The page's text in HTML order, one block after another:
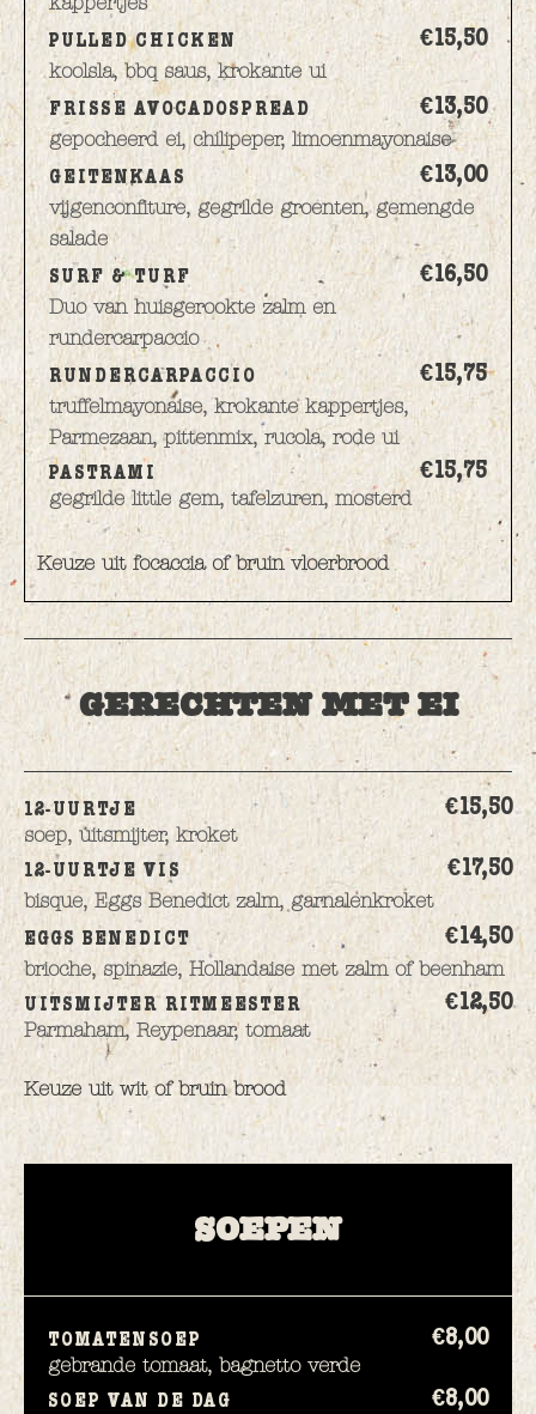
PULLED CHICKEN €15,50
koolsla, bbq saus, krokante ui
FRISSE AVOCADOSPREAD €13,50
gepocheerd ei, chilipeper, limoenmayonaise
GEITENKAAS €13,00
vijgenconfiture, gegrilde groenten, gemengde
salade
SURF & TURF €16,50
Duo van huisgerookte zalm en
rundercarpaccio
RUNDERCARPACCIO €15,75
truffelmayonaise, krokante kappertjes,
Parmezaan, pittenmix, rucola, rode ui
PASTRAMI €15,75
gegrilde little gem, tafelzuren, mosterd
Keuze uit focaccia of bruin vloerbrood
GERECHTEN MET EI
12-UURTJE €15,50
soep, uitsmijter, kroket
12-UURTJE VIS €17,50
bisque, Eggs Benedict zalm, garnalenkroket
EGGS BENEDICT €14,50
brioche, spinazie, Hollandaise met zalm of beenham
UITSMIJTER RITMEESTER €12,50
Parmaham, Reypenaar, tomaat
Keuze uit wit of bruin brood
SOEPEN
TOMATENSOEP €8,00
gebrande tomaat, bagnetto verde
SOEP VAN DE DAG €8,00